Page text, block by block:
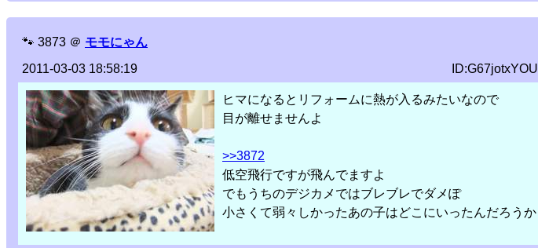
🐾 3873 ＠ モモにゃん
2011-03-03 18:58:19
ID:G67jotxYOU
ヒマになるとリフォームに熱が入るみたいなので
目が離せませんよ
>>3872
低空飛行ですが飛んでますよ
でもうちのデジカメではブレブレでダメぽ
小さくて弱々しかったあの子はどこにいったんだろうか